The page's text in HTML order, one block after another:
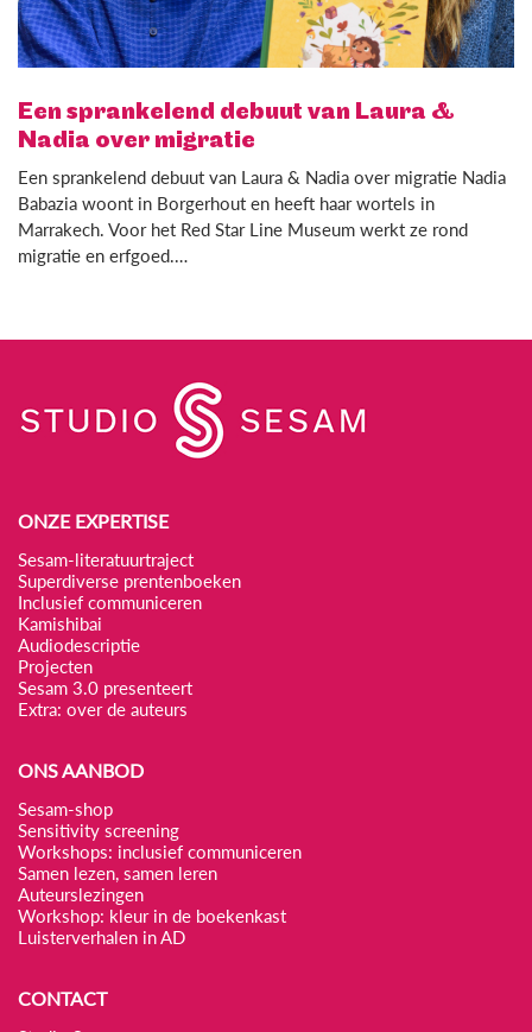
Een sprankelend debuut van Laura &
Nadia over migratie
Een sprankelend debuut van Laura & Nadia over migratie Nadia
Babazia woont in Borgerhout en heeft haar wortels in
Marrakech. Voor het Red Star Line Museum werkt ze rond
migratie en erfgoed.…
ONZE EXPERTISE
Sesam-literatuurtraject
Superdiverse prentenboeken
Inclusief communiceren
Kamishibai
Audiodescriptie
Projecten
Sesam 3.0 presenteert
Extra: over de auteurs
ONS AANBOD
Sesam-shop
Sensitivity screening
Workshops: inclusief communiceren
Samen lezen, samen leren
Auteurslezingen
Workshop: kleur in de boekenkast
Luisterverhalen in AD
CONTACT